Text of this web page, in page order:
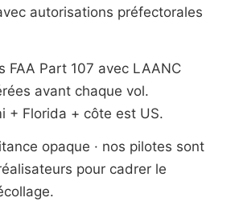
autorisations préfectorales
FAA Part 107 avec LAANC
avant chaque vol.
+ Florida + côte est US.
opaque · nos pilotes sont
pour cadrer le